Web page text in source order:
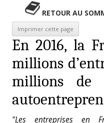
RETOUR AU
En 2016, la
millions
millions de
"Les entreprises en